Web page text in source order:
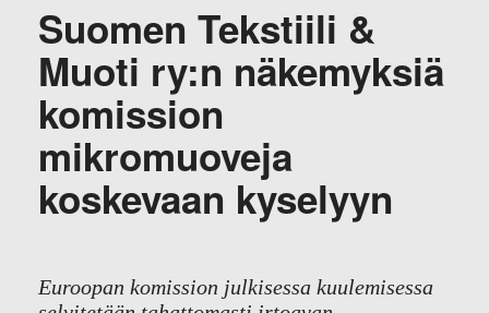
Suomen Tekstiili &
Muoti ry:n näkemyksiä
komission
mikromuoveja
koskevaan kyselyyn
Euroopan komission julkisessa kuulemisessa